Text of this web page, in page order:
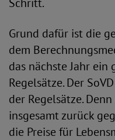
Grund dafür ist die
dem
das nächste Jahr
Regelsätze. Der
der Regelsätze.
insgesamt zurück
die Preise für